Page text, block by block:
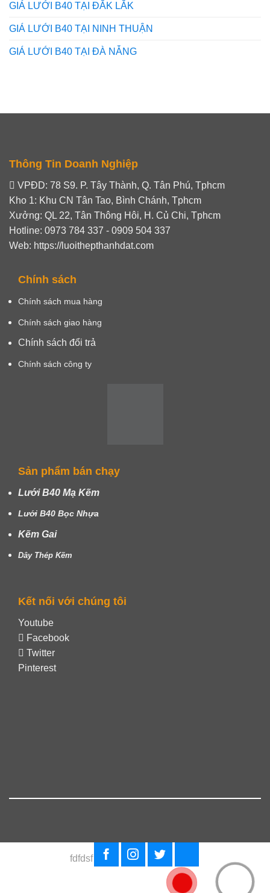
GIÁ LƯỚI B40 TẠI ĐẮK LẮK
GIÁ LƯỚI B40 TẠI NINH THUẬN
GIÁ LƯỚI B40 TẠI ĐÀ NẴNG
Thông Tin Doanh Nghiệp
VPĐD: 78 S9. P. Tây Thành, Q. Tân Phú, Tphcm
Kho 1: Khu CN Tân Tao, Bình Chánh, Tphcm
Xưởng: QL 22, Tân Thông Hôi, H. Củ Chi, Tphcm
Hotline: 0973 784 337 - 0909 504 337
Web: https://luoithepthanhdat.com
Chính sách
Chính sách mua hàng
Chính sách giao hàng
Chính sách đổi trả
Chính sách công ty
Sản phẩm bán chạy
Lưới B40 Mạ Kẽm
Lưới B40 Bọc Nhựa
Kẽm Gai
Dây Thép Kẽm
Kết nối với chúng tôi
Youtube
Facebook
Twitter
Pinterest
fdfdsf